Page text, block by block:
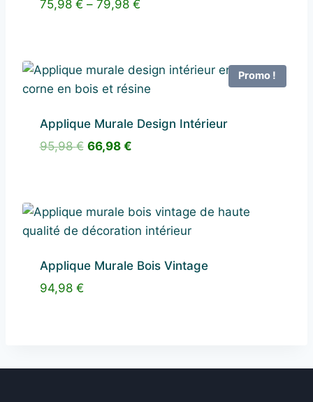
75,98 € – 79,98 €
Promo !
Applique Murale Design Intérieur
95,98€ Le
95,98 €.
66,98 €Le
66,98 €.
Applique Murale Bois Vintage
94,98 €